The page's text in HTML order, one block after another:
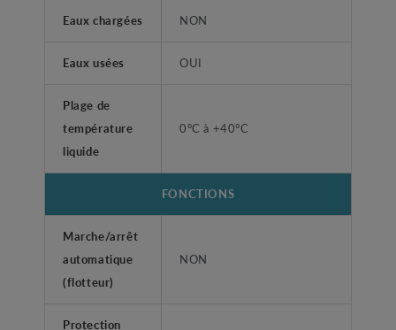
Eaux chargées NON
Eaux usées OUI
Plage de
température
liquide
0°C à +40°C
FONCTIONS
Marche/arrêt
automatique
(flotteur)
NON
Protection